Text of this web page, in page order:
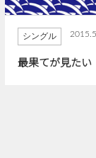
シングル 2015.5
最果てが見たい